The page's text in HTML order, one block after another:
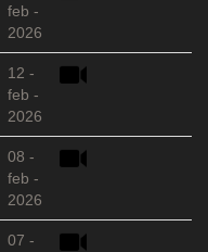
feb -
2026
12 -
feb -
2026
08 -
feb -
2026
07 -